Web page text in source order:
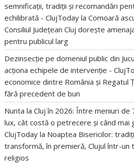
semnificații, tradiții și recomandări
echilibrată - ClujToday laComoară
Consiliul Județean Cluj dorește
pentru publicul larg
Dezinsecție pe domeniul public din
acționa echipele de intervenție -
economice dintre România și Regatul
fără precedent de bun
Nunta la Cluj în 2026: Între meniuri
lux, cât costă o petrecere și când mai
ClujToday la Noaptea Bisericilor:
transformă, în premieră, Clujul într-un
religios